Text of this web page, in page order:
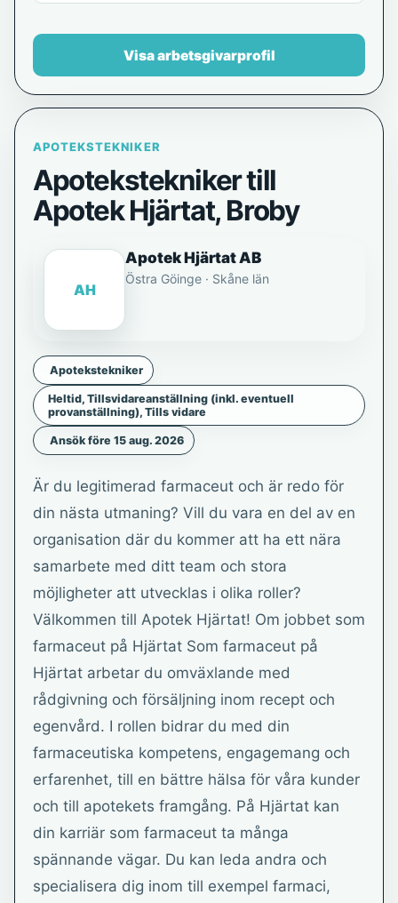
APOTEKSTEKNIKER
Apotekstekniker till
Apotek Hjärtat, Broby
AH
Apotek Hjärtat AB
Östra Göinge · Skåne län
Apotekstekniker
Heltid, Tillsvidareanställning (inkl. eventuell
provanställning), Tills vidare
Ansök före 15 aug. 2026
Är du legitimerad farmaceut och är redo för
din nästa utmaning? Vill du vara en del av en
organisation där du kommer att ha ett nära
samarbete med ditt team och stora
möjligheter att utvecklas i olika roller?
Välkommen till Apotek Hjärtat! Om jobbet som
farmaceut på Hjärtat Som farmaceut på
Hjärtat arbetar du omväxlande med
rådgivning och försäljning inom recept och
egenvård. I rollen bidrar du med din
farmaceutiska kompetens, engagemang och
erfarenhet, till en bättre hälsa för våra kunder
och till apotekets framgång. På Hjärtat kan
din karriär som farmaceut ta många
spännande vägar. Du kan leda andra och
specialisera dig inom till exempel farmaci,
Visa arbetsgivarprofil